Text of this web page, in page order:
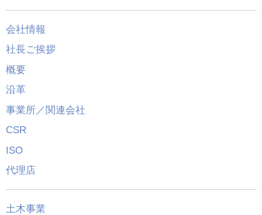
会社情報
社長ご挨拶
概要
沿革
事業所／関連会社
CSR
ISO
代理店
土木事業